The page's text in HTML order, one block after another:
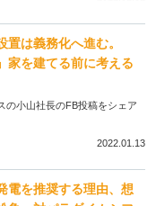
置は義務化へ進む。
家を建てる前に考える
の小山社長のFB投稿をシェア
2022.01.13
電を推奨する理由、想